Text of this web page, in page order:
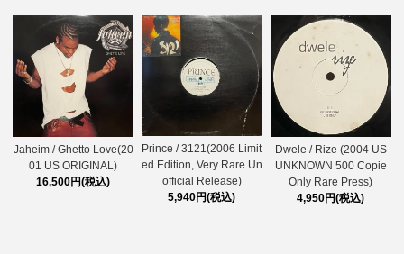
Jaheim / Ghetto Love(20
01 US ORIGINAL)
16,500円(税込)
Prince / 3121(2006 Limit
ed Edition, Very Rare Un
official Release)
5,940円(税込)
Dwele / Rize (2004 US
UNKNOWN 500 Copie
Only Rare Press)
4,950円(税込)